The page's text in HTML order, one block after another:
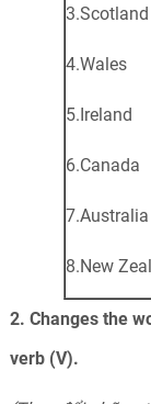
3.Scotland
4.Wales
5.Ireland
6.Canada
7.Australia
8.New
2. Changes the
verb (V).